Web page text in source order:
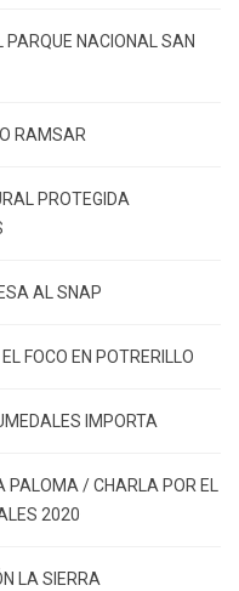
PARQUE NACIONAL SAN
RAMSAR
PROTEGIDA
AL SNAP
FOCO EN POTRERILLO
IMPORTA
PALOMA / CHARLA POR EL
2020
LA SIERRA